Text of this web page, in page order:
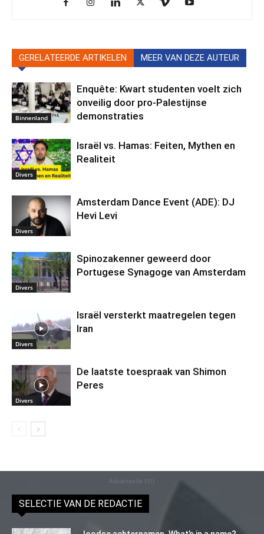
GERELATEERDE ARTIKELEN MEER VAN DEZE AUTEUR
Binnenland
Enquête: Kwart studenten voelt zich
onveilig door pro-Palestijnse
demonstraties
Divers
Israël vs. Hamas: Feiten, Mythen en
Realiteit
Divers
Amsterdam Dance Event (ADE): DJ
Hevi Levi
Divers
Spinozakenner geweerd door
Portugese Synagoge van Amsterdam
Divers
Israël versterkt maatregelen tegen
Iran
Divers
De laatste toespraak van Shimon
Peres
Advertentie (11)
SELECTIE VAN DE REDACTIE